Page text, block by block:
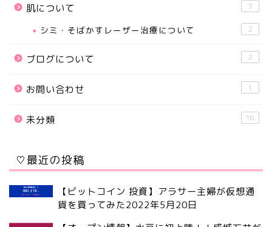
肌について 3
シミ・そばかすレーザー治療について 2
ブログについて 2
お問い合わせ 1
未分類 16
♡最近の投稿
【ビットコイン 投資】アラサー主婦が仮想通
貨を買ってみた2022年5月20日